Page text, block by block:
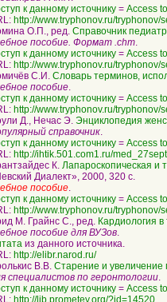
к данному источнику = Access
http://www.tryphonov.ru/tryphonov/
О.П., ред. Справочник
пособие. Формат .chm.
к данному источнику = Access
http://www.tryphonov.ru/tryphonov/
С.И. Словарь терминов,
пособие.
к данному источнику = Access
http://www.tryphonov.ru/tryphonov/
Д., Нечас Э. Энциклопедия
справочник.
к данному источнику = Access
http://ihtik.501.com1.ru/
К. Лапароскопическая и
Диалект», 2000, 320 с.
пособие.
к данному источнику = Access
http://www.tryphonov.ru/tryphonov/
М. Грайнс С., ред. Кардиология
пособие для ВУЗов.
из данного источника.
http://elibr.narod.ru/
В.В. Старение и увеличение
специалистов по геронтологии.
к данному источнику = Access
http://lib.prometey.org/?id=14520